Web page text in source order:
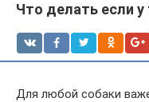
Что делать если
Для любой собаки